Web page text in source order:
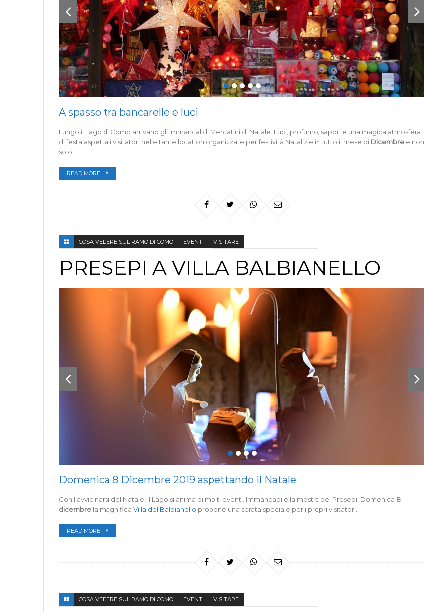
A spasso tra bancarelle e luci
Lungo il Lago di Como arrivano gli immancabili Mercatini di Natale. Luci, profumo, sapori e una magica atmosfera
di festa aspetta i visitatori nelle tante location organizzate per festività Natalizie in tutto il mese di Dicembre e non
solo…
READ MORE
COSA VEDERE SUL RAMO DI COMO EVENTI VISITARE
PRESEPI A VILLA BALBIANELLO
Domenica 8 Dicembre 2019 aspettando il Natale
Con l’avvicinarsi del Natale, il Lago si anima di molti eventi. Immancabile la mostra dei Presepi. Domenica 8
dicembre la magnifica Villa del Balbianello propone una serata speciale per i propri visitatori.
READ MORE
COSA VEDERE SUL RAMO DI COMO EVENTI VISITARE